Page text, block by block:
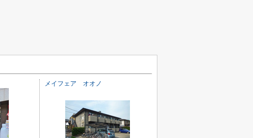
メイフェア オオノ